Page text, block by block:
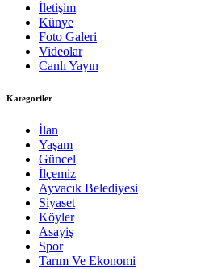
İletişim
Künye
Foto Galeri
Videolar
Canlı Yayın
Kategoriler
İlan
Yaşam
Güncel
İlçemiz
Ayvacık Belediyesi
Siyaset
Köyler
Asayiş
Spor
Tarım Ve Ekonomi